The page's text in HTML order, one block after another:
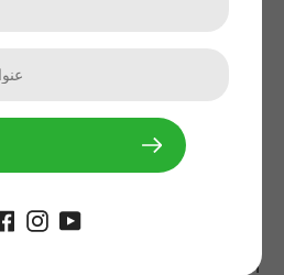
معلومات الاتصال
www.lensunsolar.com
الهاتف: الولايات المتحدة الأمريكية +1 720-608-1288